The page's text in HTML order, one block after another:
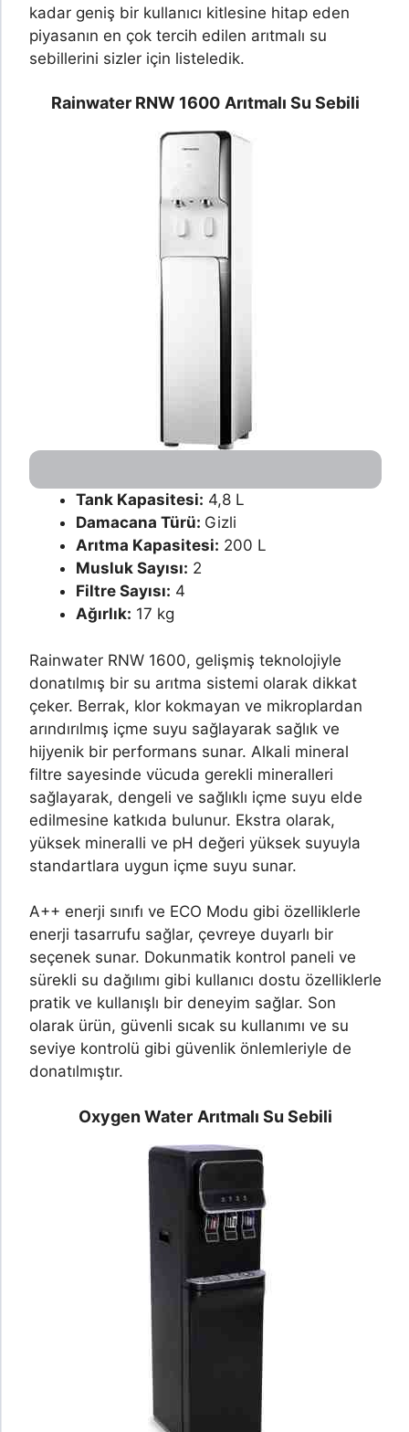
kadar geniş bir kullanıcı kitlesine hitap eden
piyasanın en çok tercih edilen arıtmalı su
sebillerini sizler için listeledik.
Rainwater RNW 1600 Arıtmalı Su Sebili
Tank Kapasitesi: 4,8 L
Damacana Türü: Gizli
Arıtma Kapasitesi: 200 L
Musluk Sayısı: 2
Filtre Sayısı: 4
Ağırlık: 17 kg
Rainwater RNW 1600, gelişmiş teknolojiyle
donatılmış bir su arıtma sistemi olarak dikkat
çeker. Berrak, klor kokmayan ve mikroplardan
arındırılmış içme suyu sağlayarak sağlık ve
hijyenik bir performans sunar. Alkali mineral
filtre sayesinde vücuda gerekli mineralleri
sağlayarak, dengeli ve sağlıklı içme suyu elde
edilmesine katkıda bulunur. Ekstra olarak,
yüksek mineralli ve pH değeri yüksek suyuyla
standartlara uygun içme suyu sunar.
A++ enerji sınıfı ve ECO Modu gibi özelliklerle
enerji tasarrufu sağlar, çevreye duyarlı bir
seçenek sunar. Dokunmatik kontrol paneli ve
sürekli su dağılımı gibi kullanıcı dostu özelliklerle
pratik ve kullanışlı bir deneyim sağlar. Son
olarak ürün, güvenli sıcak su kullanımı ve su
seviye kontrolü gibi güvenlik önlemleriyle de
donatılmıştır.
Oxygen Water Arıtmalı Su Sebili